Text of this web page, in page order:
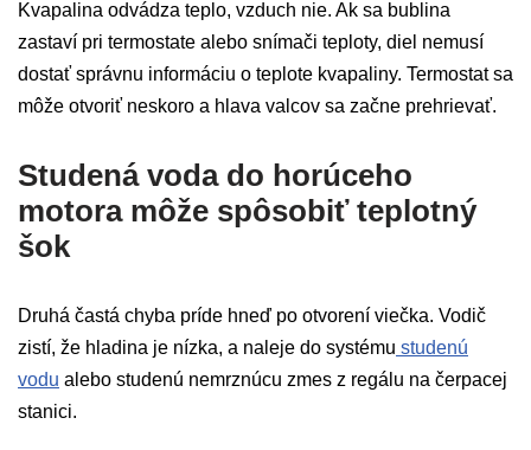
Kvapalina odvádza teplo, vzduch nie. Ak sa bublina
zastaví pri termostate alebo snímači teploty, diel nemusí
dostať správnu informáciu o teplote kvapaliny. Termostat sa
môže otvoriť neskoro a hlava valcov sa začne prehrievať.
Studená voda do horúceho
motora môže spôsobiť teplotný
šok
Druhá častá chyba príde hneď po otvorení viečka. Vodič
zistí, že hladina je nízka, a naleje do systému studenú
vodu alebo studenú nemrznúcu zmes z regálu na čerpacej
stanici.